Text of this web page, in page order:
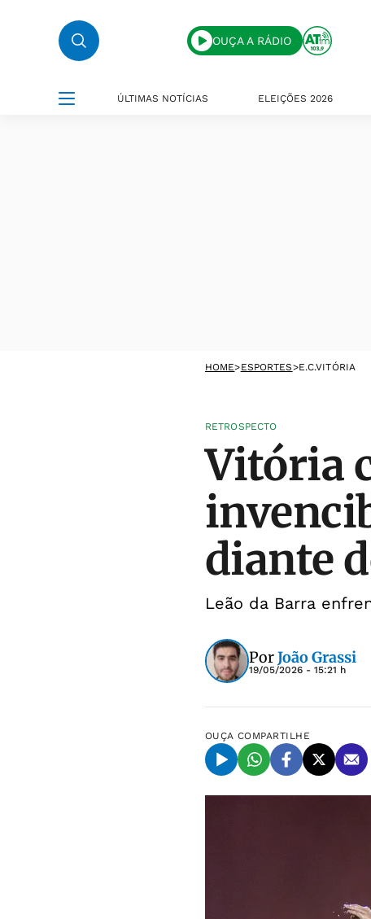
OUÇA A RÁDIO
ÚLTIMAS NOTÍCIAS ELEIÇÕES 2026
HOME>ESPORTES>E.C.VITÓRIA
RETROSPECTO
Vitória
diante
Leão da Barra
PorJoão Grassi
19/05/2026 - 15:21 h
OUÇA COMPARTILHE